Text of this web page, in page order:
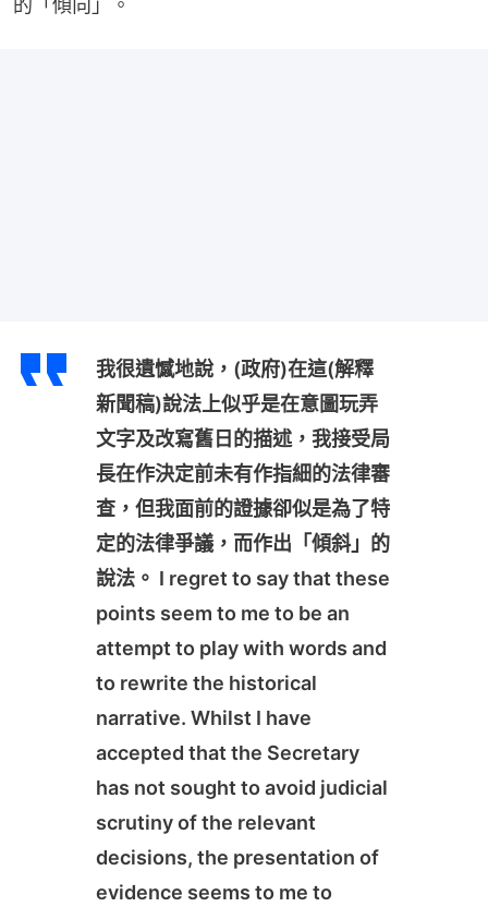
的「傾向」。
我很遺憾地說，(政府)在這(解釋
新聞稿)說法上似乎是在意圖玩弄
文字及改寫舊日的描述，我接受局
長在作決定前未有作指細的法律審
查，但我面前的證據卻似是為了特
定的法律爭議，而作出「傾斜」的
說法。 I regret to say that these
points seem to me to be an
attempt to play with words and
to rewrite the historical
narrative. Whilst I have
accepted that the Secretary
has not sought to avoid judicial
scrutiny of the relevant
decisions, the presentation of
evidence seems to me to